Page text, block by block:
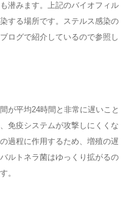
潜みます。上記のバイオフィル
する場所です。ステルス感染の
ログで紹介しているので参照し
が平均24時間と非常に遅いこと
免疫システムが攻撃しにくくな
過程に作用するため、増殖の遅
ルトネラ菌はゆっくり拡がるの
。